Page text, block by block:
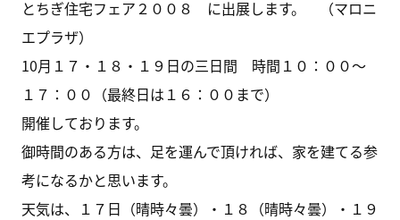
とちぎ住宅フェア２００８ に出展します。 （マロニ
エプラザ）
10月１７・１８・１９日の三日間 時間１０：００～
１７：００（最終日は１６：００まで）
開催しております。
御時間のある方は、足を運んで頂ければ、家を建てる参
考になるかと思います。
天気は、１７日（晴時々曇）・１８（晴時々曇）・１９